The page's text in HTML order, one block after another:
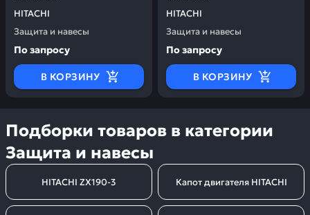
HITACHI
Защита и навесы
По запросу
В КОРЗИНУ
HITACHI
Защита и навесы
По запросу
В КОРЗИНУ
Подборки товаров в категории
Защита и навесы
HITACHI ZX190-3 Капот двигателя HITACHI